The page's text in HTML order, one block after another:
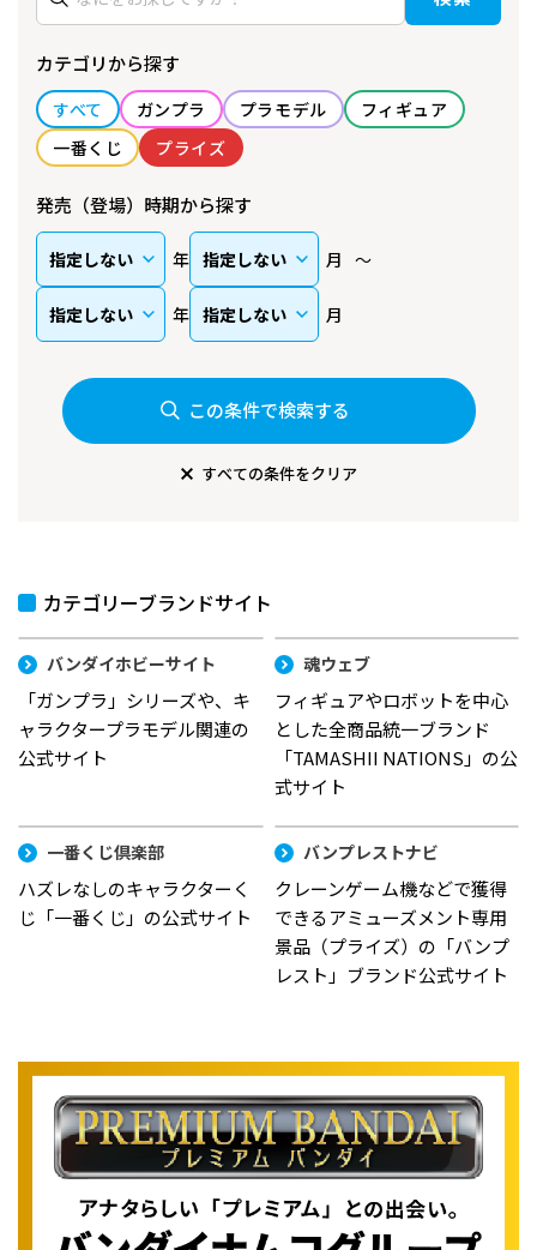
カテゴリから探す
すべて ガンプラ プラモデル
フィギュア
一番くじ
プライズ
発売（登場）時期から探す
年 月
年 月
この条件で検索する
すべての条件をクリア
カテゴリーブランドサイト
バンダイホビーサイト
「ガンプラ」シリーズや、キ
ャラクタープラモデル関連の
公式サイト
魂ウェブ
フィギュアやロボットを中心
とした全商品統一ブランド
「TAMASHII NATIONS」の公
式サイト
一番くじ倶楽部
ハズレなしのキャラクターく
じ「一番くじ」の公式サイト
バンプレストナビ
クレーンゲーム機などで獲得
できるアミューズメント専用
景品（プライズ）の「バンプ
レスト」ブランド公式サイト